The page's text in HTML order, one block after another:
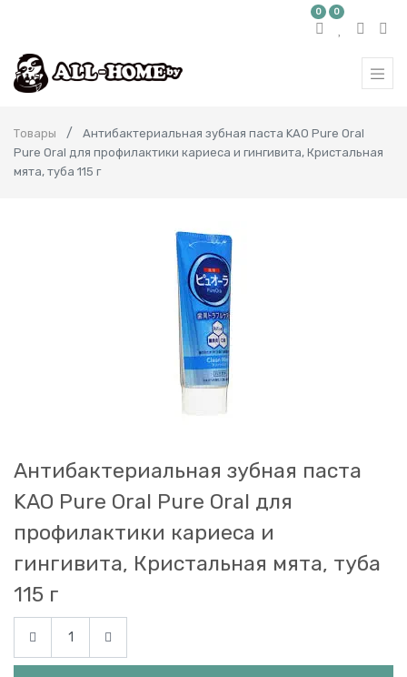
0 0
Товары
Антибактериальная зубная паста KAO Pure Oral
Pure Oral для профилактики кариеса и гингивита, Кристальная
мята, туба 115 г
Антибактериальная зубная паста
KAO Pure Oral Pure Oral для
профилактики кариеса и
гингивита, Кристальная мята, туба
115 г